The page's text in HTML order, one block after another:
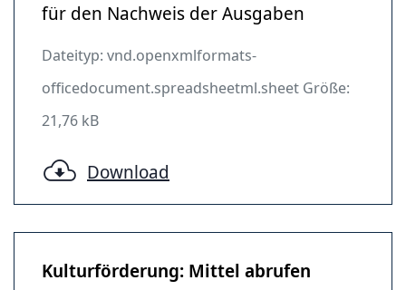
für den Nachweis der Ausgaben
Dateityp: vnd.openxmlformats-
officedocument.spreadsheetml.sheet Größe:
21,76 kB
Download
Kulturförderung: Mittel abrufen